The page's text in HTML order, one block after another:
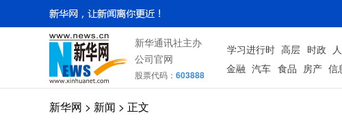
新华通讯社主办
公司官网
股票代码： 603888
学习进行时 高层 时政
金融 汽车 食品 房产 信
新华网 > 新闻 > 正文